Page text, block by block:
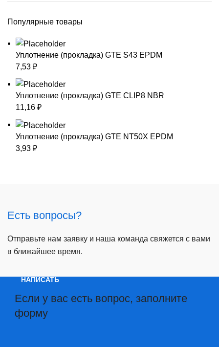
Популярные товары
Уплотнение (прокладка) GTE S43 EPDM
7,53 ₽
Уплотнение (прокладка) GTE CLIP8 NBR
11,16 ₽
Уплотнение (прокладка) GTE NT50X EPDM
3,93 ₽
Есть вопросы?
Отправьте нам заявку и наша команда свяжется с вами
в ближайшее время.
НАПИСАТЬ
Если у вас есть вопрос, заполните
форму